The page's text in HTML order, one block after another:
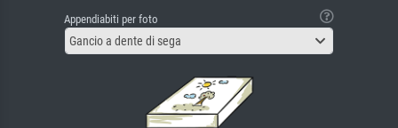
Appendiabiti per foto
Gancio a dente di sega